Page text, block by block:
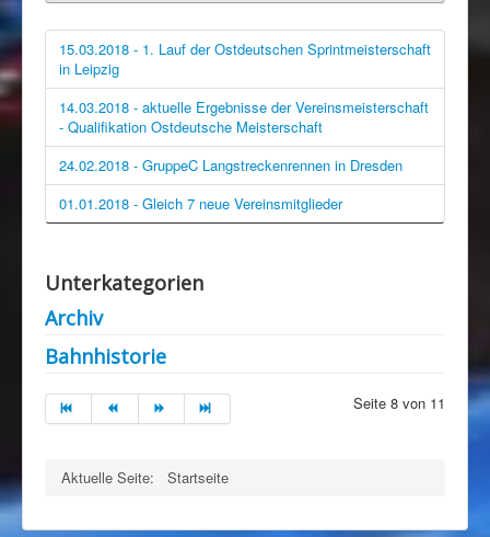
15.03.2018 - 1. Lauf der Ostdeutschen Sprintmeisterschaft
in Leipzig
14.03.2018 - aktuelle Ergebnisse der Vereinsmeisterschaft
- Qualifikation Ostdeutsche Meisterschaft
24.02.2018 - GruppeC Langstreckenrennen in Dresden
01.01.2018 - Gleich 7 neue Vereinsmitglieder
Unterkategorien
Archiv
Bahnhistorie
Seite 8 von 11
Aktuelle Seite: Startseite